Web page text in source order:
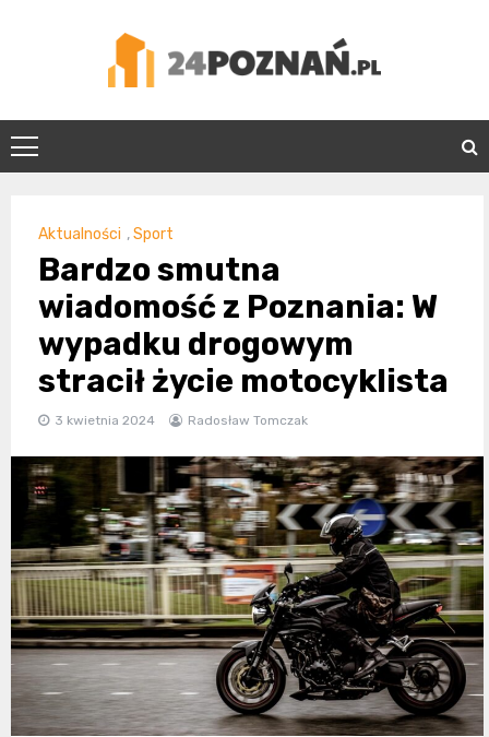
24Poznań.pl
Aktualności ,Sport
Bardzo smutna
wiadomość z Poznania: W
wypadku drogowym
stracił życie motocyklista
3 kwietnia 2024 Radosław Tomczak